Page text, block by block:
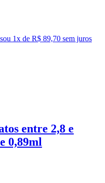
ou 1x de R$ 89,70 sem juros
entre 2,8 e
0,89ml